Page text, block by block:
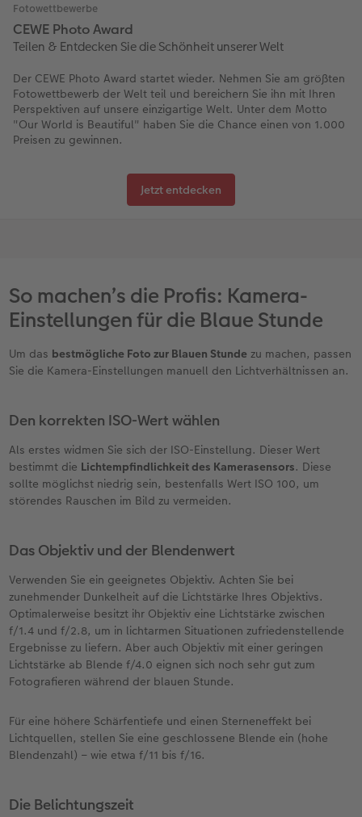
Fotowettbewerbe
CEWE Photo Award
Teilen & Entdecken Sie die Schönheit unserer Welt
Der CEWE Photo Award startet wieder. Nehmen Sie am größten
Fotowettbewerb der Welt teil und bereichern Sie ihn mit Ihren
Perspektiven auf unsere einzigartige Welt. Unter dem Motto
"Our World is Beautiful" haben Sie die Chance einen von 1.000
Preisen zu gewinnen.
Jetzt entdecken
So machen’s die Profis: Kamera-
Einstellungen für die Blaue Stunde
Um das bestmögliche Foto zur Blauen Stunde zu machen, passen
Sie die Kamera-Einstellungen manuell den Lichtverhältnissen an.
Den korrekten ISO-Wert wählen
Als erstes widmen Sie sich der ISO-Einstellung. Dieser Wert
bestimmt die Lichtempfindlichkeit des Kamerasensors. Diese
sollte möglichst niedrig sein, bestenfalls Wert ISO 100, um
störendes Rauschen im Bild zu vermeiden.
Das Objektiv und der Blendenwert
Verwenden Sie ein geeignetes Objektiv. Achten Sie bei
zunehmender Dunkelheit auf die Lichtstärke Ihres Objektivs.
Optimalerweise besitzt ihr Objektiv eine Lichtstärke zwischen
f/1.4 und f/2.8, um in lichtarmen Situationen zufriedenstellende
Ergebnisse zu liefern. Aber auch Objektiv mit einer geringen
Lichtstärke ab Blende f/4.0 eignen sich noch sehr gut zum
Fotografieren während der blauen Stunde.
Für eine höhere Schärfentiefe und einen Sterneneffekt bei
Lichtquellen, stellen Sie eine geschlossene Blende ein (hohe
Blendenzahl) – wie etwa f/11 bis f/16.
Die Belichtungszeit